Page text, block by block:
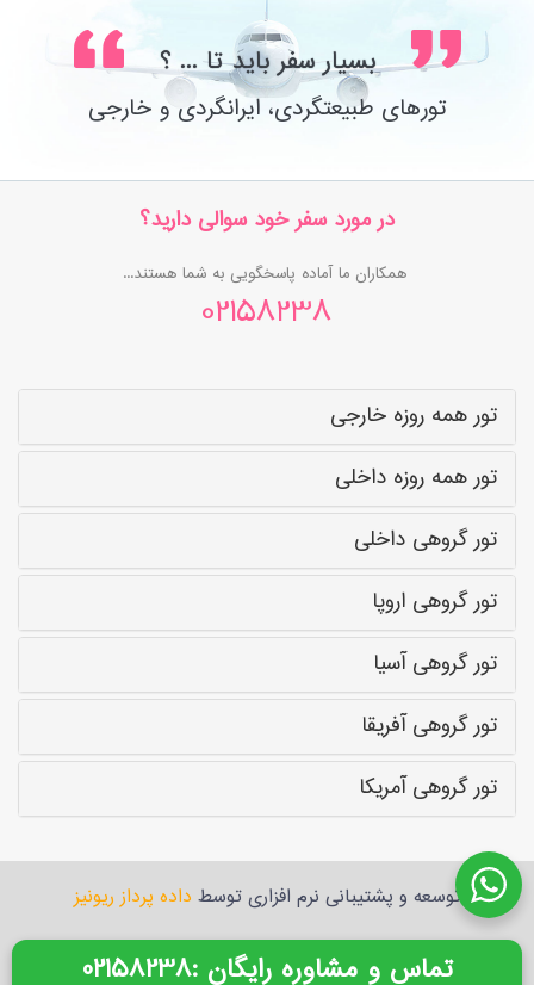
بسیار سفر باید تا ... ؟
تورهای طبیعتگردی، ایرانگردی و خارجی
در مورد سفر خود سوالی دارید؟
همکاران ما آماده پاسخگویی به شما هستند...
02158238
تور همه روزه خارجی
تور همه روزه داخلی
تور گروهی داخلی
تور گروهی اروپا
تور گروهی آسیا
تور گروهی آفریقا
تور گروهی آمریکا
توسعه و پشتیبانی نرم افزاری توسط داده پرداز ریونیز
02158238 : تماس و مشاوره رایگان